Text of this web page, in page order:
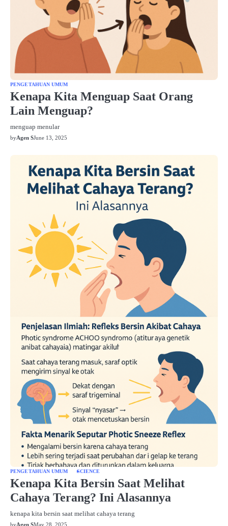
PENGETAHUAN UMUM
Kenapa Kita Menguap Saat Orang
Lain Menguap?
menguap menular
byAgen SJune 13, 2025
PENGETAHUAN UMUM SCIENCE
Kenapa Kita Bersin Saat Melihat
Cahaya Terang? Ini Alasannya
kenapa kita bersin saat melihat cahaya terang
byAgen SMay 28, 2025